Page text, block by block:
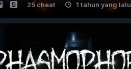
25 cheat 1 tahun yang lalu